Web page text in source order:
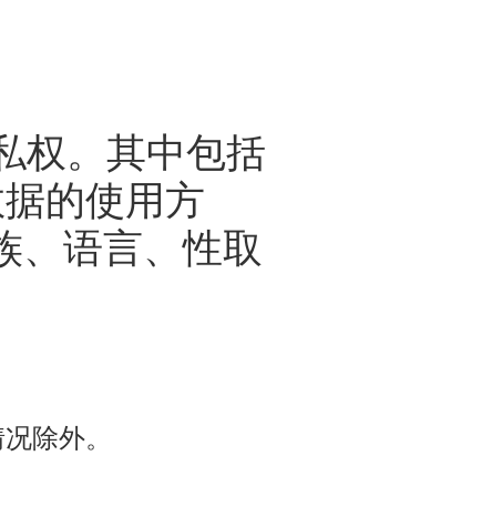
权。其中包括
的使用方
、语言、性取
除外。